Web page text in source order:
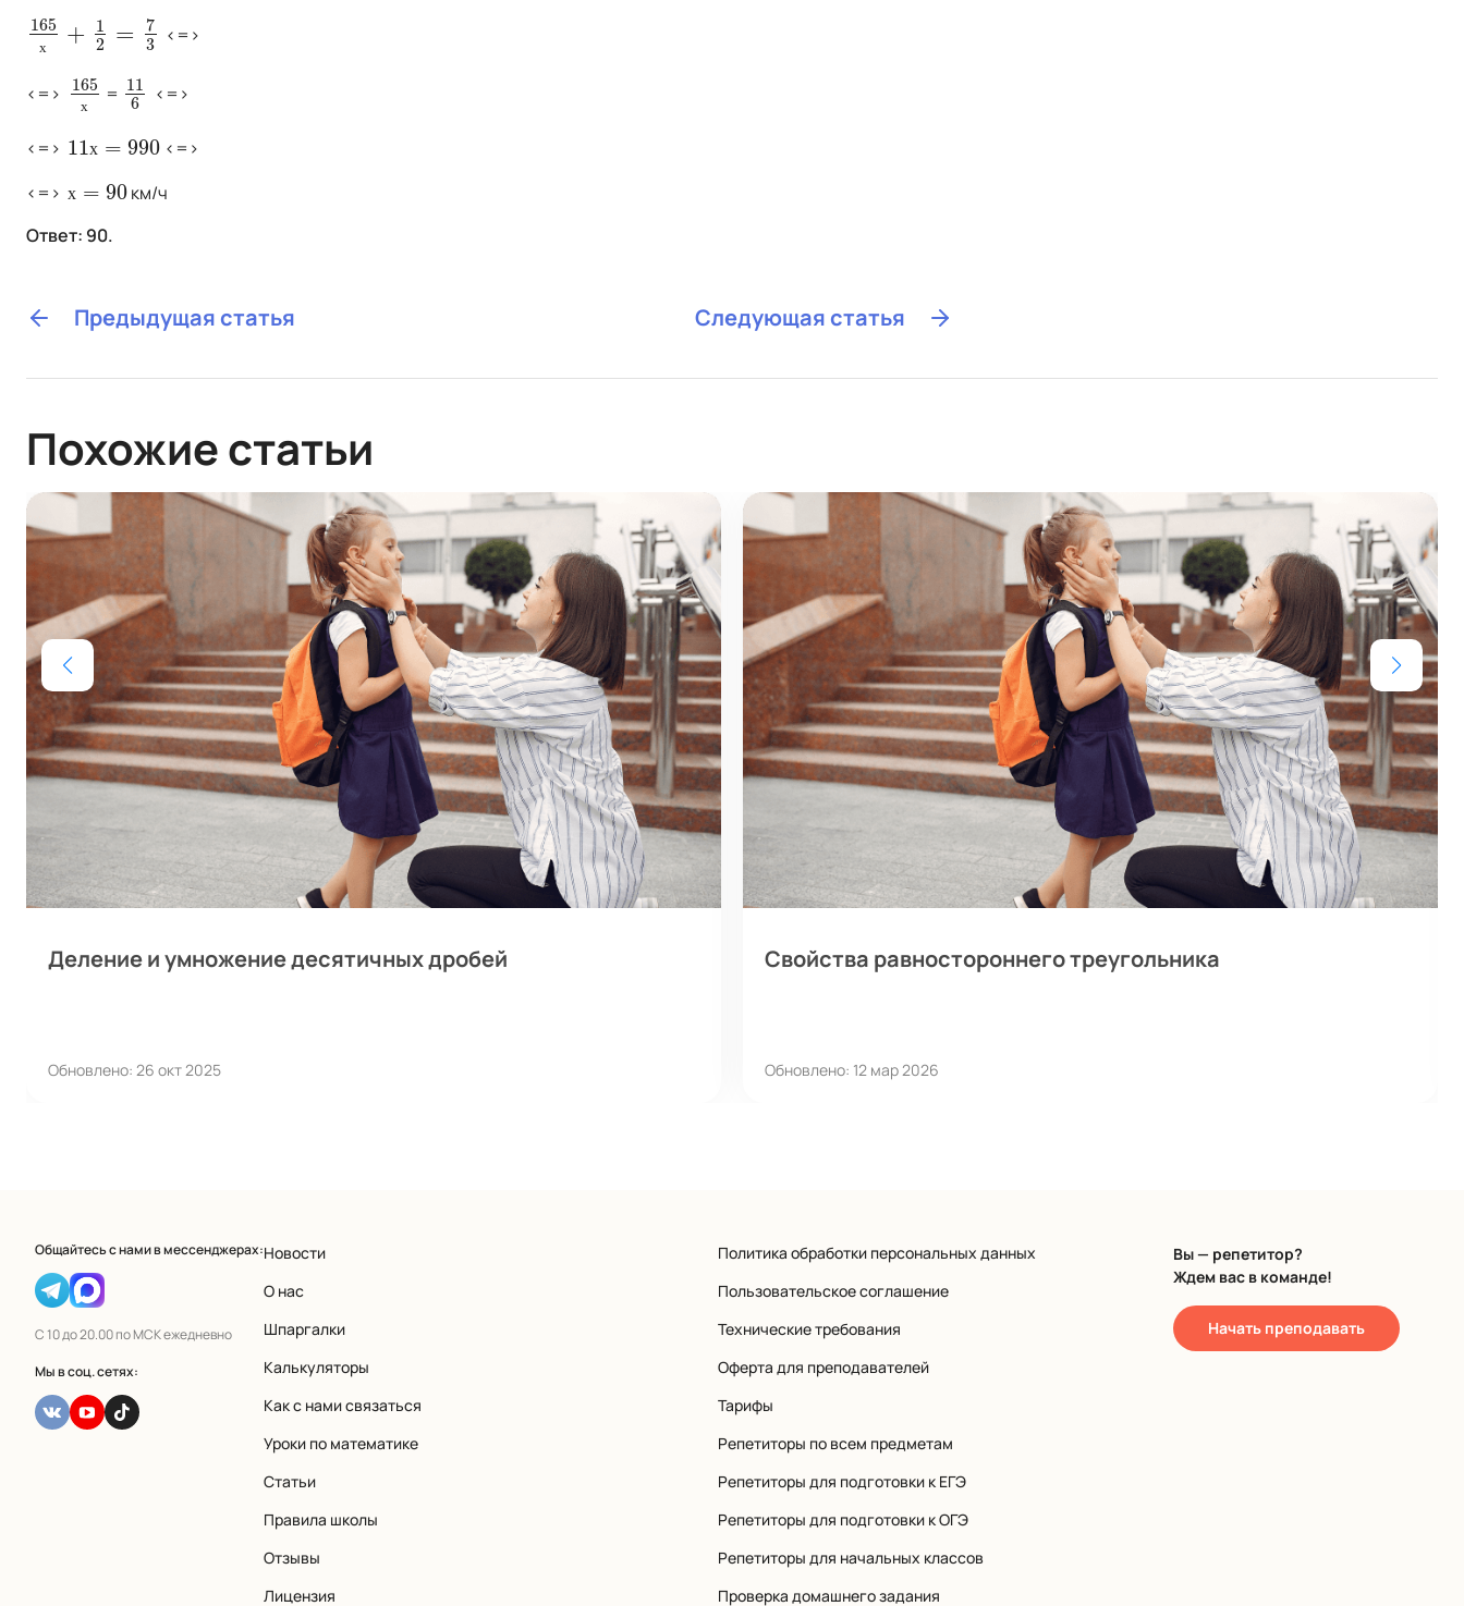
165
х
+
1
2
=
7
3
165х +1 2= 73 <=>
<=> 165
х
165х = 11
6
116 <=>
<=> 11х = 990
11х= 990
<=>
<=> х = 90
х =90
км/ч
Ответ: 90.
Предыдущая статья Следующая статья
Похожие статьи
Деление и умножение десятичных дробей
Обновлено: 26 окт 2025
Свойства равностороннего треугольника
Обновлено: 12 мар 2026
Общайтесь с нами в мессенджерах:
С 10 до 20.00 по МСК ежедневно
Мы в соц. сетях:
Новости
О нас
Шпаргалки
Калькуляторы
Как с нами связаться
Уроки по математике
Статьи
Правила школы
Отзывы
Лицензия
Политика обработки персональных данных
Пользовательское соглашение
Технические требования
Оферта для преподавателей
Тарифы
Репетиторы по всем предметам
Репетиторы для подготовки к ЕГЭ
Репетиторы для подготовки к ОГЭ
Репетиторы для начальных классов
Проверка домашнего задания
Вы — репетитор?
Ждем вас в команде!
Начать преподавать